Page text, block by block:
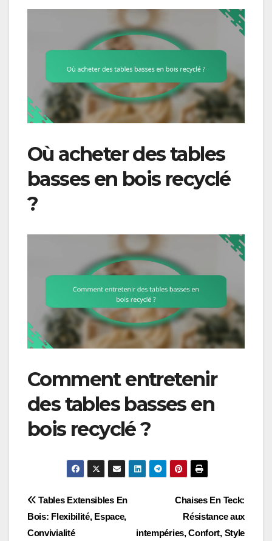
Où acheter des tables
basses en bois recyclé
?
Comment entretenir
des tables basses en
bois recyclé ?
Post
navigation
Chaises En Teck:
Résistance aux
intempéries, Confort, Style
Tables Extensibles En
Bois: Flexibilité, Espace,
Convivialité